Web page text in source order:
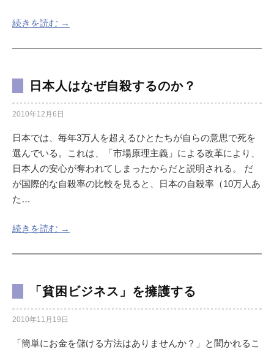
続きを読む →
日本人はなぜ自殺するのか？
2010年12月6日
日本では、毎年3万人を超えるひとたちが自らの意思で死を
選んでいる。これは、「市場原理主義」による改革により、
日本人の安心が奪われてしまったからだと説明される。 だ
が国際的な自殺率の比較を見ると、日本の自殺率（10万人あ
た…
続きを読む →
「貧困ビジネス」を擁護する
2010年11月19日
「簡単にお金を儲ける方法はありませんか？」と聞かれるこ